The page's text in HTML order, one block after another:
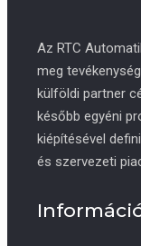
Az RTC
meg
külföldi partner
később egyéni
kiépítésével
és szervezeti